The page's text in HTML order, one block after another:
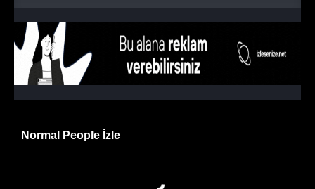
Normal People İzle